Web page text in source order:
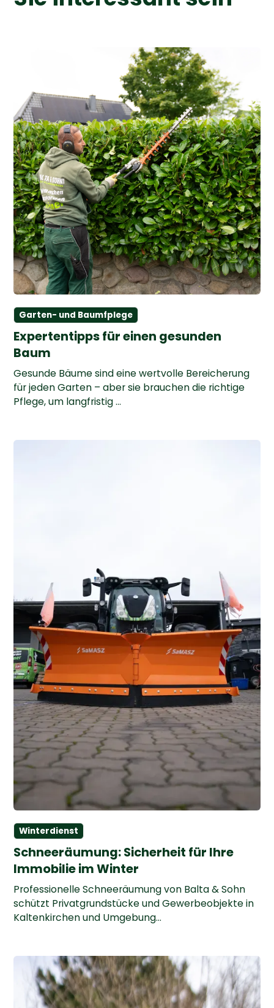
Garten- und Baumfplege
Expertentipps für einen gesunden
Baum
Gesunde Bäume sind eine wertvolle Bereicherung
für jeden Garten – aber sie brauchen die richtige
Pflege, um langfristig ...
Winterdienst
Schneeräumung: Sicherheit für Ihre
Immobilie im Winter
Professionelle Schneeräumung von Balta & Sohn
schützt Privatgrundstücke und Gewerbeobjekte in
Kaltenkirchen und Umgebung...